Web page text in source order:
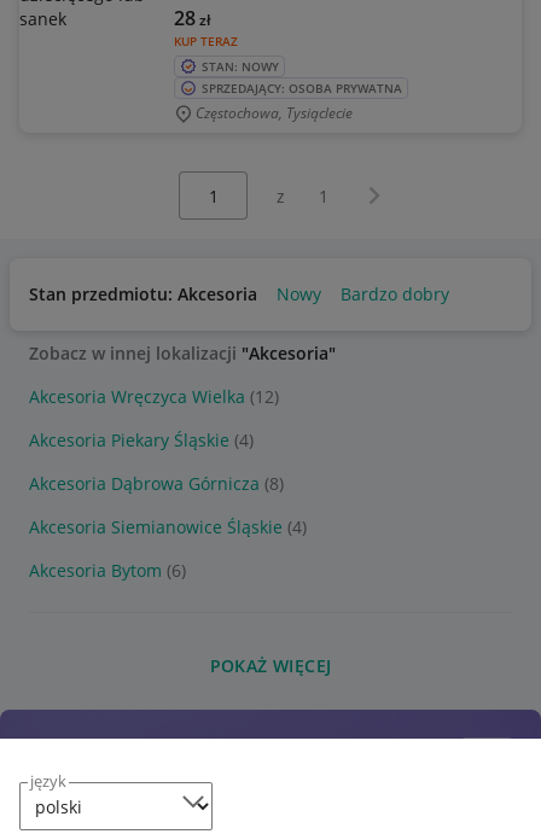
język
KUP TERAZ
28zł
STAN: NOWY
SPRZEDAJĄCY: OSOBA PRYWATNA
Częstochowa, Tysiąclecie
z 1 Następna strona
Stan przedmiotu: Akcesoria Nowy Bardzo dobry
Zobacz w innej lokalizacji "Akcesoria"
Akcesoria Wręczyca Wielka (12)
Akcesoria Piekary Śląskie (4)
Akcesoria Dąbrowa Górnicza (8)
Akcesoria Siemianowice Śląskie (4)
Akcesoria Bytom (6)
POKAŻ WIĘCEJ